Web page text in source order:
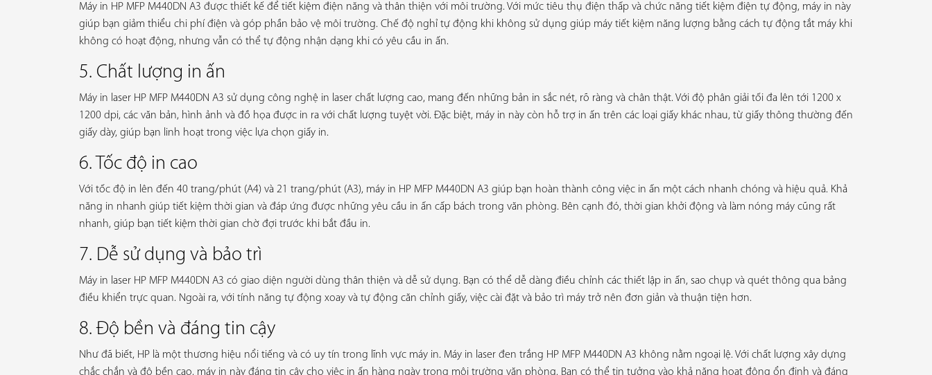
Máy in HP MFP M440DN A3 được thiết kế để tiết kiệm điện năng và thân thiện với môi trường. Với mức tiêu thụ điện thấp và chức năng tiết kiệm điện tự động, máy in này
giúp bạn giảm thiểu chi phí điện và góp phần bảo vệ môi trường. Chế độ nghỉ tự động khi không sử dụng giúp máy tiết kiệm năng lượng bằng cách tự động tắt máy khi
không có hoạt động, nhưng vẫn có thể tự động nhận dạng khi có yêu cầu in ấn.
5. Chất lượng in ấn
Máy in laser HP MFP M440DN A3 sử dụng công nghệ in laser chất lượng cao, mang đến những bản in sắc nét, rõ ràng và chân thật. Với độ phân giải tối đa lên tới 1200 x
1200 dpi, các văn bản, hình ảnh và đồ họa được in ra với chất lượng tuyệt vời. Đặc biệt, máy in này còn hỗ trợ in ấn trên các loại giấy khác nhau, từ giấy thông thường đến
giấy dày, giúp bạn linh hoạt trong việc lựa chọn giấy in.
6. Tốc độ in cao
Với tốc độ in lên đến 40 trang/phút (A4) và 21 trang/phút (A3), máy in HP MFP M440DN A3 giúp bạn hoàn thành công việc in ấn một cách nhanh chóng và hiệu quả. Khả
năng in nhanh giúp tiết kiệm thời gian và đáp ứng được những yêu cầu in ấn cấp bách trong văn phòng. Bên cạnh đó, thời gian khởi động và làm nóng máy cũng rất
nhanh, giúp bạn tiết kiệm thời gian chờ đợi trước khi bắt đầu in.
7. Dễ sử dụng và bảo trì
Máy in laser HP MFP M440DN A3 có giao diện người dùng thân thiện và dễ sử dụng. Bạn có thể dễ dàng điều chỉnh các thiết lập in ấn, sao chụp và quét thông qua bảng
điều khiển trực quan. Ngoài ra, với tính năng tự động xoay và tự động căn chỉnh giấy, việc cài đặt và bảo trì máy trở nên đơn giản và thuận tiện hơn.
8. Độ bền và đáng tin cậy
Như đã biết, HP là một thương hiệu nổi tiếng và có uy tín trong lĩnh vực máy in. Máy in laser đen trắng HP MFP M440DN A3 không nằm ngoại lệ. Với chất lượng xây dựng
chắc chắn và độ bền cao, máy in này đáng tin cậy cho việc in ấn hàng ngày trong môi trường văn phòng. Bạn có thể tin tưởng vào khả năng hoạt động ổn định và đáng